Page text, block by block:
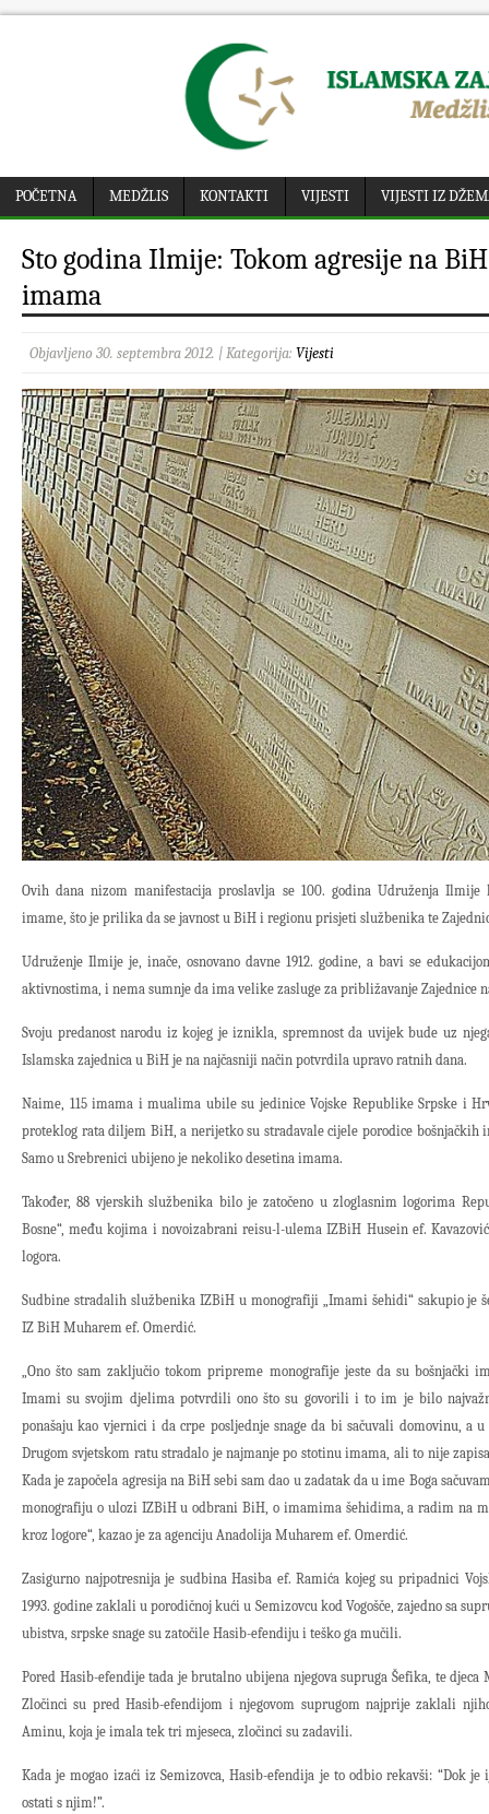
POČETNA MEDŽLIS KONTAKTI VIJESTI VIJESTI IZ
Sto godina Ilmije: Tokom agresije na
imama
Objavljeno 30. septembra 2012. | Kategorija: Vijesti
Ovih dana nizom manifestacija proslavlja se 100. godina Udruženja Ilmije
imame, što je prilika da se javnost u BiH i regionu prisjeti službenika te
Udruženje Ilmije je, inače, osnovano davne 1912. godine, a bavi se
aktivnostima, i nema sumnje da ima velike zasluge za približavanje Zajednice
Svoju predanost narodu iz kojeg je iznikla, spremnost da uvijek bude uz
Islamska zajednica u BiH je na najčasniji način potvrdila upravo ratnih dana.
Naime, 115 imama i mualima ubile su jedinice Vojske Republike Srpske i
proteklog rata diljem BiH, a nerijetko su stradavale cijele porodice
Samo u Srebrenici ubijeno je nekoliko desetina imama.
Također, 88 vjerskih službenika bilo je zatočeno u zloglasnim logorima
Bosne“, među kojima i novoizabrani reisu-l-ulema IZBiH Husein ef.
logora.
Sudbine stradalih službenika IZBiH u monografiji „Imami šehidi“ sakupio je
IZ BiH Muharem ef. Omerdić.
„Ono što sam zaključio tokom pripreme monografije jeste da su bošnjački
Imami su svojim djelima potvrdili ono što su govorili i to im je bilo
ponašaju kao vjernici i da crpe posljednje snage da bi sačuvali domovinu, a
Drugom svjetskom ratu stradalo je najmanje po stotinu imama, ali to nije
Kada je započela agresija na BiH sebi sam dao u zadatak da u ime Boga
monografiju o ulozi IZBiH u odbrani BiH, o imamima šehidima, a radim na
kroz logore“, kazao je za agenciju Anadolija Muharem ef. Omerdić.
Zasigurno najpotresnija je sudbina Hasiba ef. Ramića kojeg su pripadnici
1993. godine zaklali u porodičnoj kući u Semizovcu kod Vogošče, zajedno sa
ubistva, srpske snage su zatočile Hasib-efendiju i teško ga mučili.
Pored Hasib-efendije tada je brutalno ubijena njegova supruga Šefika, te
Zločinci su pred Hasib-efendijom i njegovom suprugom najprije zaklali
Aminu, koja je imala tek tri mjeseca, zločinci su zadavili.
Kada je mogao izaći iz Semizovca, Hasib-efendija je to odbio rekavši: “Dok je
ostati s njim!”.